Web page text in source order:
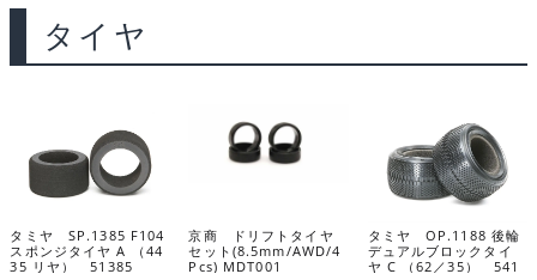
タイヤ
タミヤ SP.1385 F104
スポンジタイヤ A （44
35 リヤ） 51385
京商 ドリフトタイヤ
セット(8.5mm/AWD/4
Pcs) MDT001
タミヤ OP.1188 後輪
デュアルブロックタイ
ヤ C （62／35） 541